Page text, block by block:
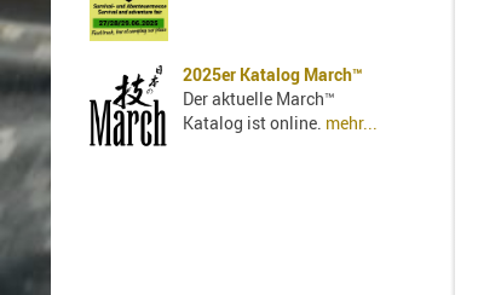
2025er Katalog March™
Der aktuelle March™
Katalog ist online. mehr...